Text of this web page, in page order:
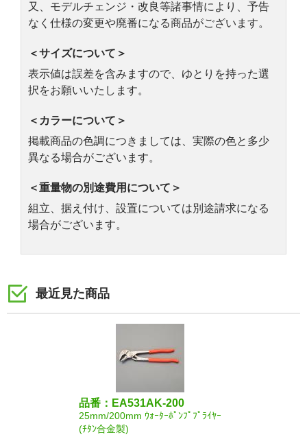
又、モデルチェンジ・改良等諸事情により、予告
なく仕様の変更や廃番になる商品がございます。
＜サイズについて＞
表示値は誤差を含みますので、ゆとりを持った選
択をお願いいたします。
＜カラーについて＞
掲載商品の色調につきましては、実際の色と多少
異なる場合がございます。
＜重量物の別途費用について＞
組立、据え付け、設置については別途請求になる
場合がございます。
最近見た商品
品番：EA531AK-200
25mm/200mm ｳｫｰﾀｰﾎﾟﾝﾌﾟﾌﾟﾗｲﾔｰ
(ﾁﾀﾝ合金製)